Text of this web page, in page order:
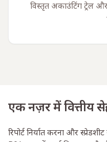
विस्तृत अकाउंटिंग ट्रेल
एक नज़र में वित्तीय
रिपोर्ट निर्यात करना और